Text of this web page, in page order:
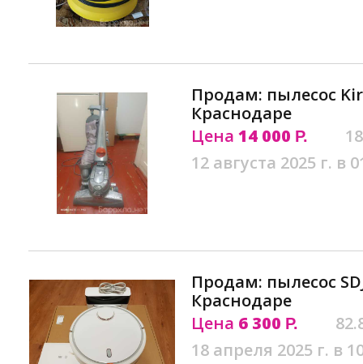
Продам: пылесос
Краснодаре
Цена 14 000 Р.
12 августа 2025 г. в
Продам: пылесос
Краснодаре
Цена 6 300 Р.
18 апреля 2025 г. в